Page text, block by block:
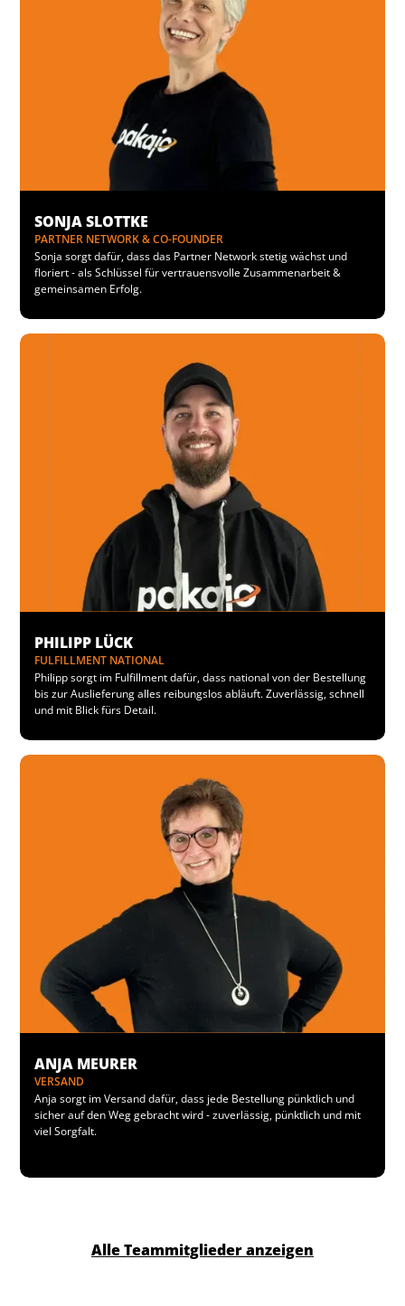
SONJA SLOTTKE
PARTNER NETWORK & CO-FOUNDER
Sonja sorgt dafür, dass das Partner Network stetig wächst und
floriert - als Schlüssel für vertrauensvolle Zusammenarbeit &
gemeinsamen Erfolg.
PHILIPP LÜCK
FULFILLMENT NATIONAL
Philipp sorgt im Fulfillment dafür, dass national von der Bestellung
bis zur Auslieferung alles reibungslos abläuft. Zuverlässig, schnell
und mit Blick fürs Detail.
ANJA MEURER
VERSAND
Anja sorgt im Versand dafür, dass jede Bestellung pünktlich und
sicher auf den Weg gebracht wird - zuverlässig, pünktlich und mit
viel Sorgfalt.
Alle Teammitglieder anzeigen